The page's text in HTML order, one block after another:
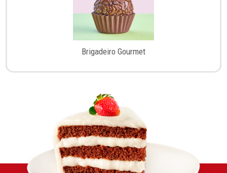
Brigadeiro Gourmet